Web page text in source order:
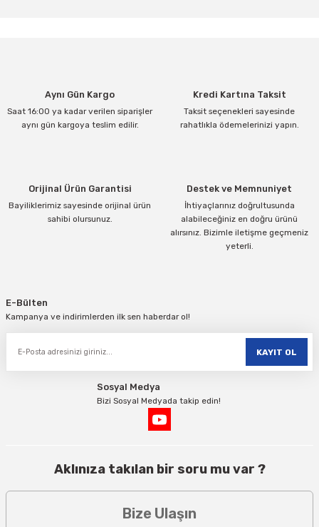
Ürün açıklamasında eksik bilgiler bulunuyor.
Ürün bilgilerinde hatalar bulunuyor.
Aynı Gün Kargo
Saat 16:00 ya kadar verilen siparişler
aynı gün kargoya teslim edilir.
Kredi Kartına Taksit
Taksit seçenekleri sayesinde
rahatlıkla ödemelerinizi yapın.
Orijinal Ürün Garantisi
Bayiliklerimiz sayesinde orijinal ürün
sahibi olursunuz.
Destek ve Memnuniyet
İhtiyaçlarınız doğrultusunda
alabileceğiniz en doğru ürünü
alırsınız. Bizimle iletişme geçmeniz
yeterli.
E-Bülten
Kampanya ve indirimlerden ilk sen haberdar ol!
KAYIT OL
Sosyal Medya
Bizi Sosyal Medyada takip edin!
Aklınıza takılan bir soru mu var ?
Bize Ulaşın